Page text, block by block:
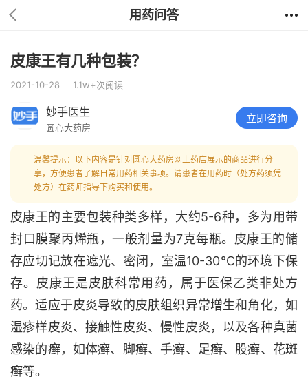
用药问答
皮康王有几种包装？
2021-10-28 1.1w+次阅读
妙手医生
圆心大药房
立即咨询
温馨提示：以下内容是针对圆心大药房网上药店展示的商品进行分
享，方便患者了解日常用药相关事项。请患者在用药时（处方药须凭
处方）在药师指导下购买和使用。
皮康王的主要包装种类多样，大约5-6种，多为用带
封口膜聚丙烯瓶，一般剂量为7克每瓶。皮康王的储
存应切记放在遮光、密闭，室温10-30℃的环境下保
存。皮康王是皮肤科常用药，属于医保乙类非处方
药。适应于皮炎导致的皮肤组织异常增生和角化，如
湿疹样皮炎、接触性皮炎、慢性皮炎，以及各种真菌
感染的癣，如体癣、脚癣、手癣、足癣、股癣、花斑
癣等。